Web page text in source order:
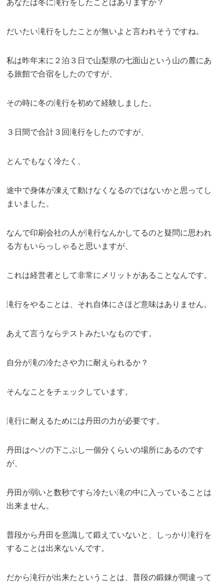
あなたは冬に滝行をしたことはありますか？
だいたい滝行をしたことが無いよと言われそうですね。
私は昨年末に２泊３日で山梨県の七面山という山の麓にあ
る旅館で合宿をしたのですが、
その時に冬の滝行を初めて経験しました。
３日間で合計３回滝行をしたのですが、
とんでもなく冷たく、
途中で身体が凍えて動けなくなるのではないかと思ってし
まいました。
なんで印刷会社の人が滝行なんかしてるのと疑問に思われ
る方もいらっしゃると思いますが、
これは経営者として非常にメリットがあることなんです。
滝行をやることは、それ自体にさほど意味はありません。
あえて言うならテストみたいなものです。
自分が滝の冷たさや力に耐えられるか？
そんなことをチェックしています。
滝行に耐えるためには丹田の力が必要です。
丹田はヘソの下こぶし一個分くらいの場所にあるのです
が、
丹田が弱いと数秒ですら冷たい滝の中に入っていることは
出来ません。
普段から丹田を意識して鍛えていないと、しっかり滝行を
することは出来ないんです。
だから滝行が出来たということは、普段の鍛錬が間違って